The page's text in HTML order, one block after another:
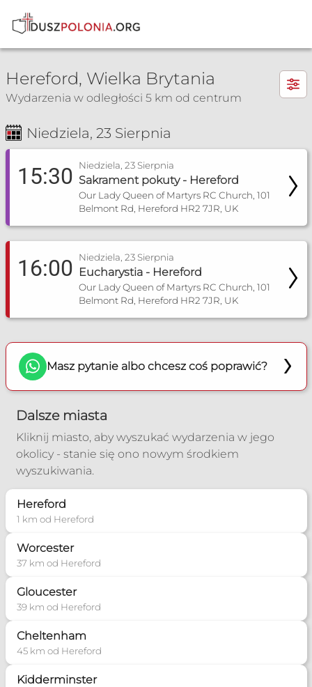
×
Msza Św. i nabożeństwa Spowiedź
Hereford, Wielka Brytania
Wydarzenia w odległości 5 km od centrum
Niedziela, 23 Sierpnia
15:30 Niedziela, 23 Sierpnia
Sakrament pokuty - Hereford
Our Lady Queen of Martyrs RC Church, 101
Belmont Rd, Hereford HR2 7JR, UK
16:00 Niedziela, 23 Sierpnia
Eucharystia - Hereford
Our Lady Queen of Martyrs RC Church, 101
Belmont Rd, Hereford HR2 7JR, UK
Masz pytanie albo chcesz coś poprawić?
Dalsze miasta
Kliknij miasto, aby wyszukać wydarzenia w jego
okolicy - stanie się ono nowym środkiem
wyszukiwania.
Hereford
1 km od Hereford
Worcester
37 km od Hereford
Gloucester
39 km od Hereford
Cheltenham
45 km od Hereford
Kidderminster